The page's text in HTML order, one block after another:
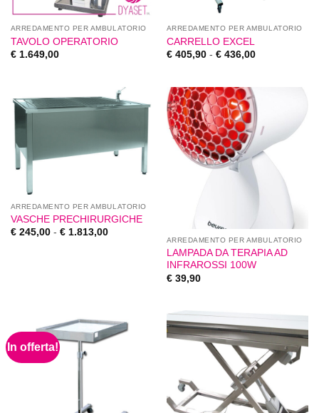
ARREDAMENTO PER AMBULATORIO
TAVOLO OPERATORIO
€1.649,00
ARREDAMENTO PER AMBULATORIO
CARRELLO EXCEL
€405,90 - €436,00
ARREDAMENTO PER AMBULATORIO
VASCHE PRECHIRURGICHE
€245,00 - €1.813,00
ARREDAMENTO PER AMBULATORIO
LAMPADA DA TERAPIA AD
INFRAROSSI 100W
€39,90
In offerta!